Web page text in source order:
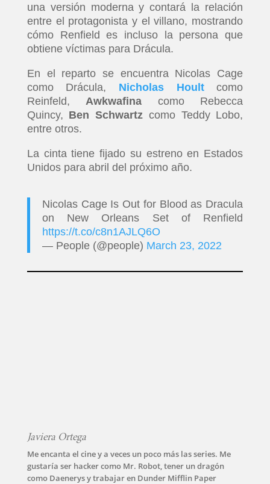
una versión moderna y contará la relación
entre el protagonista y el villano, mostrando
cómo Renfield es incluso la persona que
obtiene víctimas para Drácula.
En el reparto se encuentra Nicolas Cage
como Drácula, Nicholas Hoult
como
Reinfeld,Awkwafina como Rebecca
Quincy, Ben Schwartz como Teddy Lobo,
entre otros.
La cinta tiene fijado su estreno en Estados
Unidos para abril del próximo año.
Nicolas Cage Is Out for Blood as Dracula
on New Orleans Set of Renfield
https://t.co/c8n1AJLQ6O
— People (@people) March 23, 2022
Javiera Ortega
Me encanta el cine y a veces un poco más las series. Me
gustaría ser hacker como Mr. Robot, tener un dragón
como Daenerys y trabajar en Dunder Mifflin Paper